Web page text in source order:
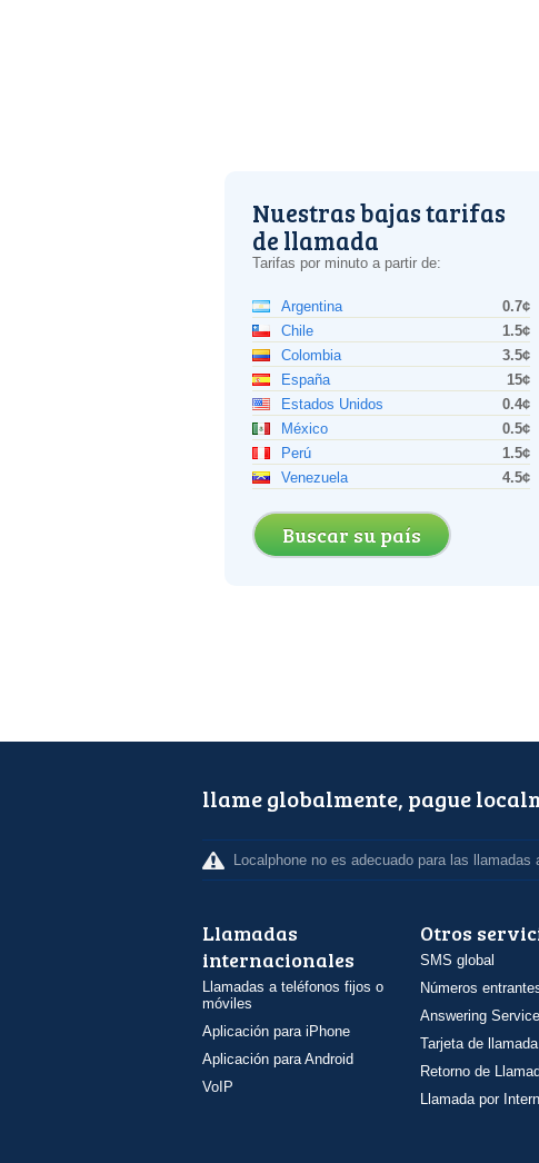
Nuestras bajas tarifas
de llamada
Tarifas por minuto a partir de:
Argentina
0.7¢
Chile
1.5¢
Colombia
3.5¢
España
15¢
Estados Unidos
0.4¢
México
0.5¢
Perú
1.5¢
Venezuela
4.5¢
Buscar su país
llame globalmente, pague
Localphone no es adecuado para las
Llamadas
internacionales
Llamadas a teléfonos fijos o
móviles
Aplicación para iPhone
Aplicación para Android
VoIP
Otros
SMS global
Números
Answering Service
Tarjeta de llamada
Retorno de
Llamada por